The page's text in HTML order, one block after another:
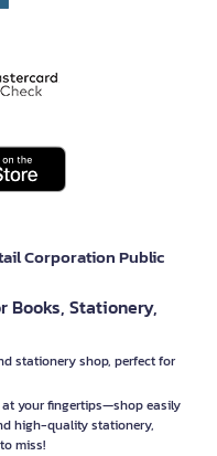
Corporation Public
Books, Stationery,
stationery shop, perfect for
at your fingertips—shop easily
high-quality stationery,
miss!